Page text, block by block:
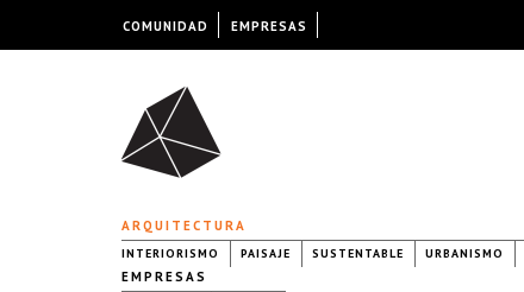
ARQUITECTURA
INTERIORISMO PAISAJE SUSTENTABLE URBANISMO
EMPRESAS
COMUNIDAD EMPRESAS